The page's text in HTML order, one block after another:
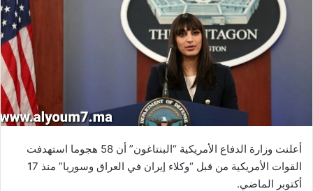
أعلنت وزارة الدفاع الأمريكية “البنتاغون” أن 58 هجوما استهدفت
القوات الأمريكية من قبل “وكلاء إيران في العراق وسوريا” منذ 17
أكتوبر الماضي.